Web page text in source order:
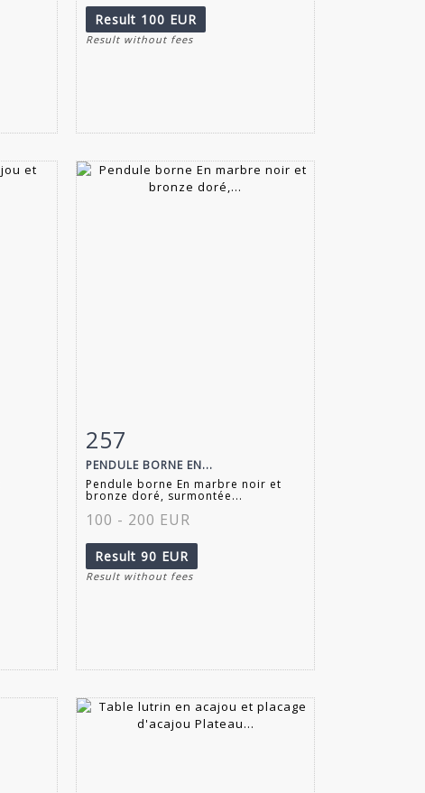
Result 100 EUR
Result without fees
Item detail
257
PENDULE BORNE EN...
Pendule borne En marbre noir et
bronze doré, surmontée...
100 - 200 EUR
Result 90 EUR
Result without fees